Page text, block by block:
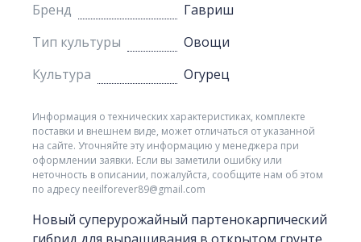
Бренд
Гавриш
Тип культуры
Овощи
Культура
Огурец
Информация о технических характеристиках, комплекте
поставки и внешнем виде, может отличаться от указанной
на сайте. Уточняйте эту информацию у менеджера при
оформлении заявки. Если вы заметили ошибку или
неточность в описании, пожалуйста, сообщите нам об этом
по адресу neeilforever89@gmail.com
Новый суперурожайный партенокарпический